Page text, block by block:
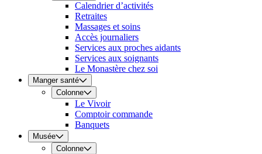
Calendrier d’activités
Retraites
Massages et soins
Accès journaliers
Services aux proches aidants
Services aux soignants
Le Monastère chez soi
Manger santé
Colonne
Le Vivoir
Comptoir commande
Banquets
Musée
Colonne